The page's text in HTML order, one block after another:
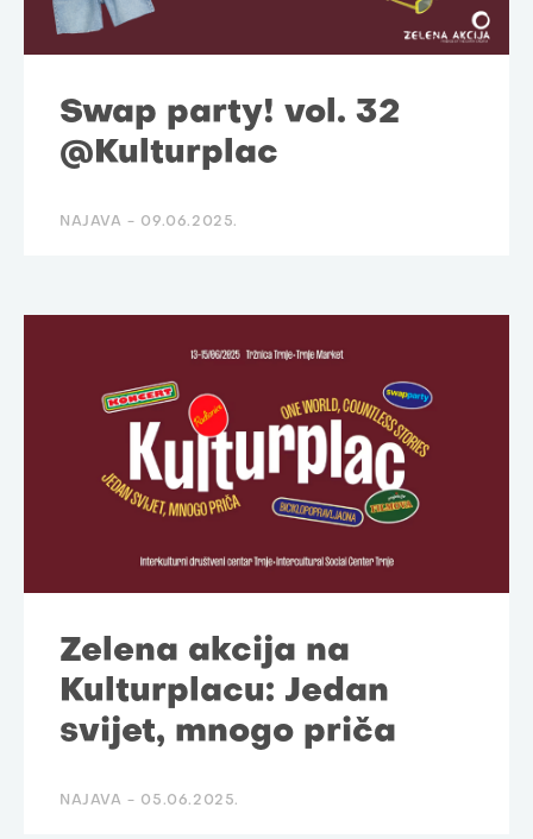
Swap party! vol. 32
@Kulturplac
NAJAVA - 09.06.2025.
Zelena akcija na
Kulturplacu: Jedan
svijet, mnogo priča
NAJAVA - 05.06.2025.